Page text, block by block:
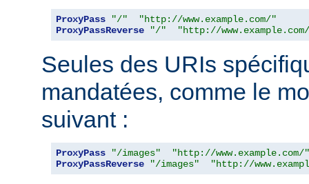
ProxyPass "/"
"http://www.example.com/"
ProxyPassReverse
"/" "http://
Seules des URIs
mandatées, comme le
suivant :
ProxyPass "/images"
"http://www.example.com/"
ProxyPassReverse
"/images" "http://